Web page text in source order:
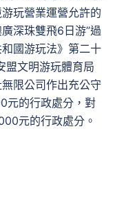
玩營業運營允許的
深珠雙飛6日游”過
國游玩法》第二十
盟文明游玩體育局
限公司作出充公守
元的行政處分，對
元的行政處分。